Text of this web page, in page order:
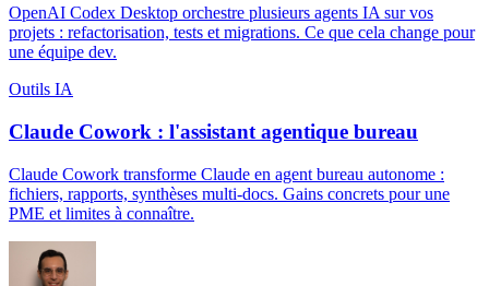
OpenAI Codex Desktop orchestre plusieurs agents IA sur vos
projets : refactorisation, tests et migrations. Ce que cela change pour
une équipe dev.
Outils IA
Claude Cowork : l'assistant agentique bureau
Claude Cowork transforme Claude en agent bureau autonome :
fichiers, rapports, synthèses multi-docs. Gains concrets pour une
PME et limites à connaître.